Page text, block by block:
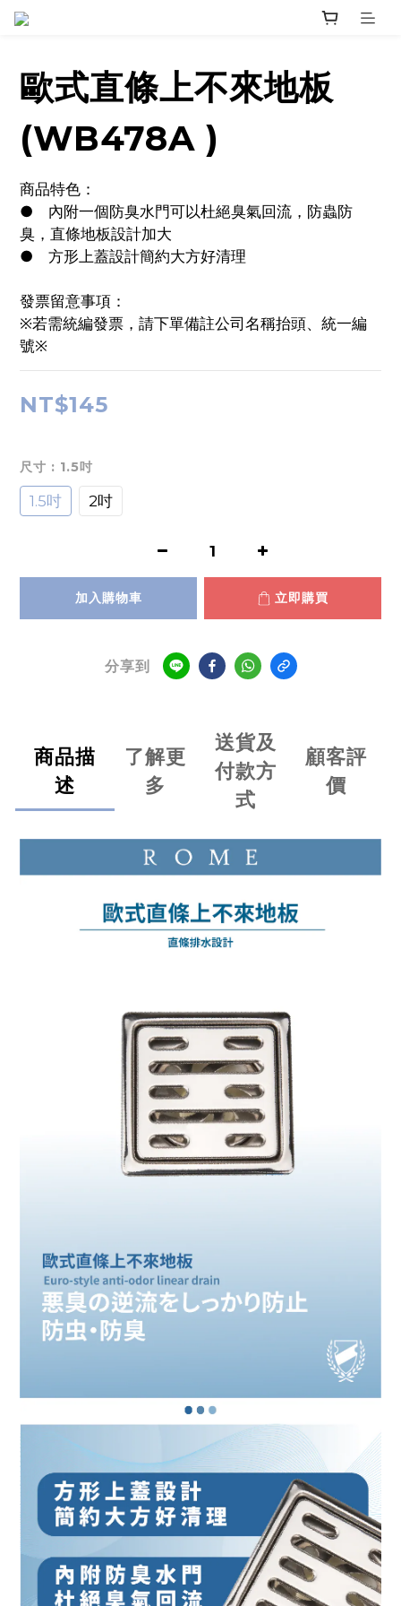
歐式直條上不來地板
(WB478A )
商品特色：
●	內附一個防臭水門可以杜絕臭氣回流，防蟲防
臭，直條地板設計加大
●	方形上蓋設計簡約大方好清理
發票留意事項：
※若需統編發票，請下單備註公司名稱抬頭、統一編
號※
NT$145
尺寸 : 1.5吋
1.5吋 2吋
加入購物車 立即購買
分享到
商品描
述
了解更
多
送貨及
付款方
式
顧客評
價